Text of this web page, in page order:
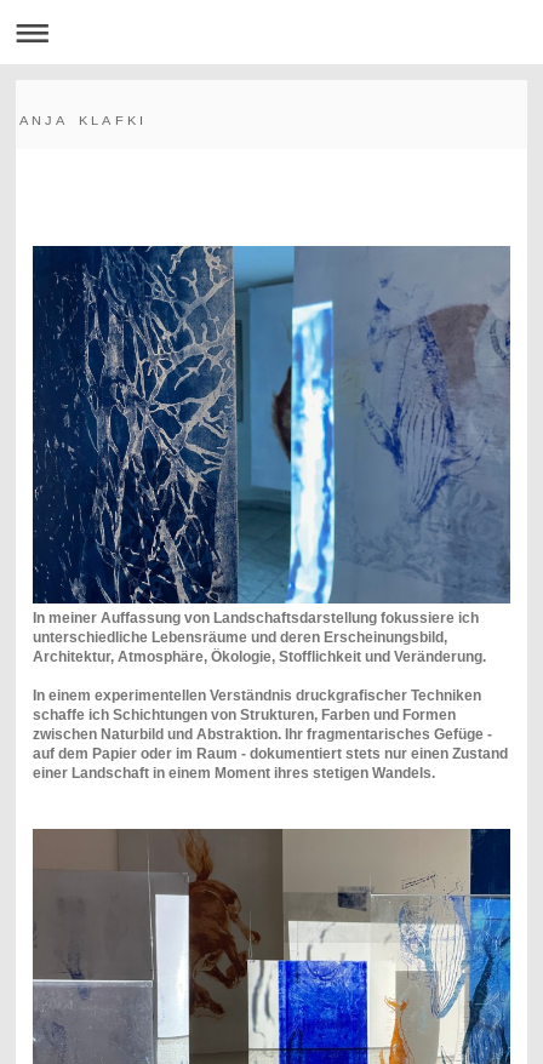
A N J A K L A F K I
In meiner Auffassung von Landschaftsdarstellung fokussiere ich
unterschiedliche Lebensräume und deren Erscheinungsbild,
Architektur, Atmosphäre, Ökologie, Stofflichkeit und Veränderung.
In einem experimentellen Verständnis druckgrafischer Techniken
schaffe ich Schichtungen von Strukturen, Farben und Formen
zwischen Naturbild und Abstraktion. Ihr fragmentarisches Gefüge -
auf dem Papier oder im Raum - dokumentiert stets nur einen Zustand
einer Landschaft in einem Moment ihres stetigen Wandels.